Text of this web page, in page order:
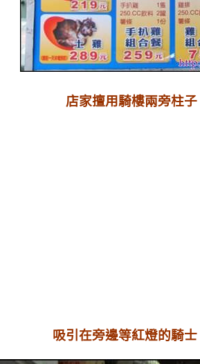
店家擅用騎樓兩旁柱
吸引在旁邊等紅燈的騎